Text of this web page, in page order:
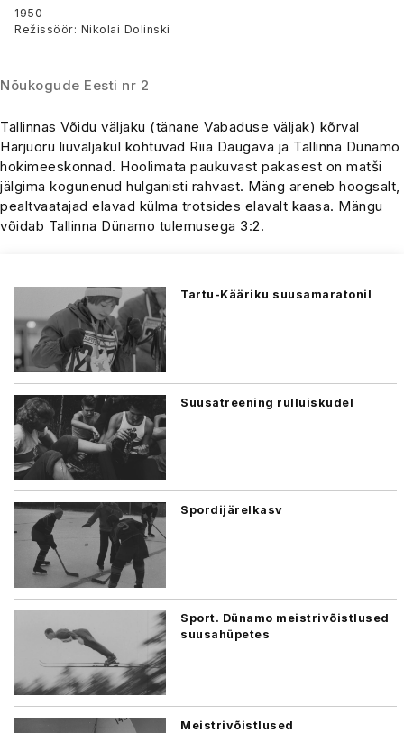
1950
Režissöör: Nikolai Dolinski
Nõukogude Eesti nr 2
Tallinnas Võidu väljaku (tänane Vabaduse väljak) kõrval
Harjuoru liuväljakul kohtuvad Riia Daugava ja Tallinna Dünamo
hokimeeskonnad. Hoolimata paukuvast pakasest on matši
jälgima kogunenud hulganisti rahvast. Mäng areneb hoogsalt,
pealtvaatajad elavad külma trotsides elavalt kaasa. Mängu
võidab Tallinna Dünamo tulemusega 3:2.
Tartu-Kääriku suusamaratonil
Suusatreening rulluiskudel
Spordijärelkasv
Sport. Dünamo meistrivõistlused
suusahüpetes
Meistrivõistlused